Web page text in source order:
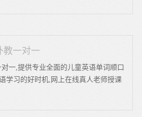
教一对一
一,提供专业全面的儿童英语单词顺口
学习的好时机,网上在线真人老师授课